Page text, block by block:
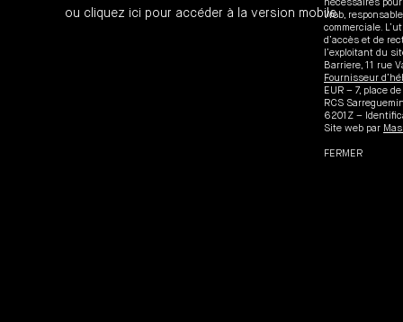
ou cliquez ici pour accéder à la version mobile.
Web,
commerciale.
d’accès et de
l’exploitant du
Barriere, 11 rue
Fournisseur
EUR – 7, place
RCS
6201Z –
Site web par
FERMER